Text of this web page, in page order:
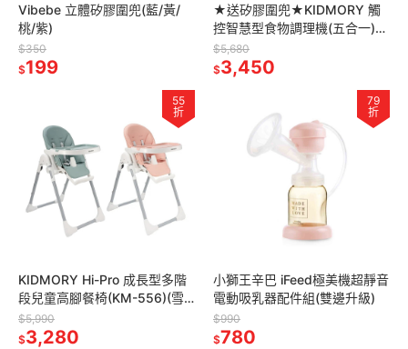
Vibebe 立體矽膠圍兜(藍/黃/
桃/紫)
$350
$199
★送矽膠圍兜★KIDMORY 觸
控智慧型食物調理機(五合一)
(KM-352-WT)
$5,680
$3,450
55
折
KIDMORY Hi-Pro 成長型多階
段兒童高腳餐椅(KM-556)(雪
松綠/暖陽粉)
$5,990
$3,280
79
折
小獅王辛巴 iFeed極美機超靜音
電動吸乳器配件組(雙邊升級)
$990
$780